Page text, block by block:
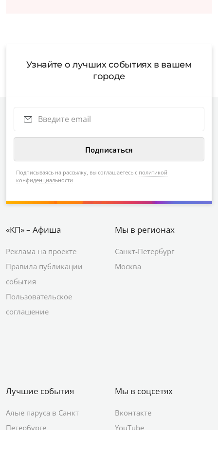
Узнайте о лучших событиях в вашем
городе
Подписываясь на рассылку, вы соглашаетесь с политикой
конфиденциальности
«КП» – Афиша
Реклама на проекте
Правила публикации
события
Пользовательское
соглашение
Мы в регионах
Санкт-Петербург
Москва
Лучшие события
Алые паруса в Санкт
Петербурге
Мы в соцсетях
Вконтакте
YouTube